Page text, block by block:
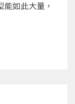
如此大量，